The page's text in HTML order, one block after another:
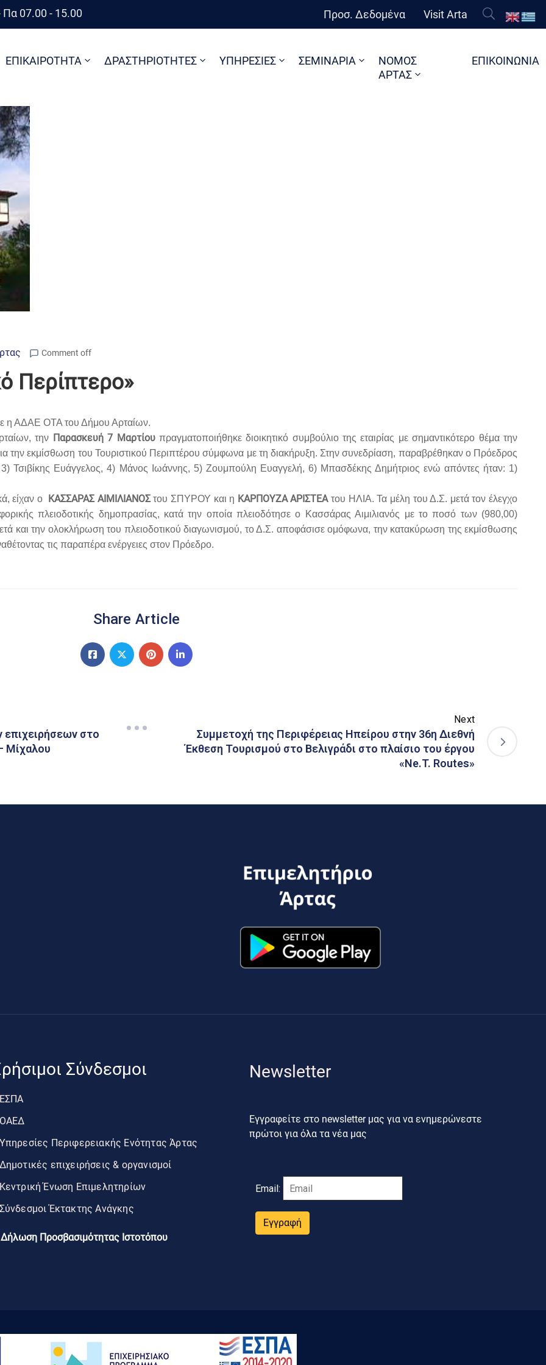
Πα 07.00 - 15.00 Προσ. Δεδομένα Visit Arta
ΕΠΙΚΑΙΡΟΤΗΤΑ ΔΡΑΣΤΗΡΙΟΤΗΤΕΣ ΥΠΗΡΕΣΙΕΣ ΣΕΜΙΝΑΡΙΑ
ΝΟΜΟΣ
ΑΡΤΑΣ
ΕΠΙΚΟΙΝΩΝΙΑ
Comment off
Περίπτερο»
η ΑΔΑΕ ΟΤΑ του Δήμου Αρταίων.
την Παρασκευή 7 Μαρτίουπραγματοποιήθηκε διοικητικό συμβούλιο της εταιρίας με σημαντικότερο θέμα την
την εκμίσθωση του Τουριστικού Περιπτέρου σύμφωνα με τη διακήρυξη. Στην συνεδρίαση, παραβρέθηκαν ο Πρόεδρος
Ευάγγελος, 4) Μάνος Ιωάννης, 5) Ζουμπούλη Ευαγγελή, 6) Μπασδέκης Δημήτριος ενώ απόντες ήταν: 1)
είχαν ο ΚΑΣΣΑΡΑΣ ΑΙΜΙΛΙΑΝΟΣτου ΣΠΥΡΟΥ και η ΚΑΡΠΟΥΖΑ ΑΡΙΣΤΕΑτου ΗΛΙΑ. Τα μέλη του Δ.Σ. μετά τον έλεγχο
πλειοδοτικής δημοπρασίας, κατά την οποία πλειοδότησε ο Κασσάρας Αιμιλιανός με το ποσό των (980,00)
και την ολοκλήρωση του πλειοδοτικού διαγωνισμού, το Δ.Σ. αποφάσισε ομόφωνα, την κατακύρωση της εκμίσθωσης
τις παραπέρα ενέργειες στον Πρόεδρο.
Share Article
στο
Μίχαλου
Next
Συμμετοχή της Περιφέρειας Ηπείρου στην 36η Διεθνή
Έκθεση Τουρισμού στο Βελιγράδι στο πλαίσιο του έργου
«Ne.T. Routes»
Σύνδεσμοι
Περιφερειακής Ενότητας Άρτας
επιχειρήσεις & οργανισμοί
Ένωση Επιμελητηρίων
Έκτακτης Ανάγκης
Δήλωση Προσβασιμότητας Ιστοτόπου
Newsletter
Εγγραφείτε στο newsletter μας για να ενημερώνεστε
πρώτοι για όλα τα νέα μας
Email:
Εγγραφή